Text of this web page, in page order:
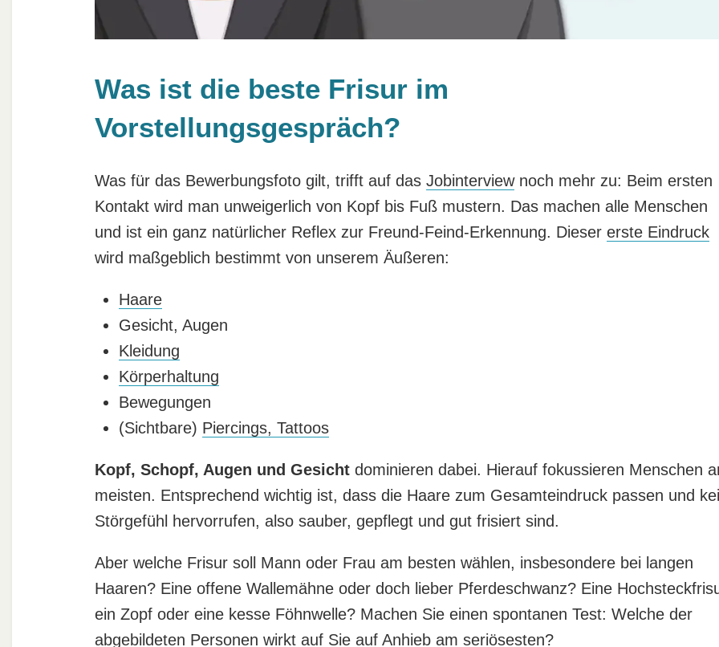
Was ist die beste Frisur im
Vorstellungsgespräch?
Was für das Bewerbungsfoto gilt, trifft auf das Jobinterviewnoch mehr zu: Beim ersten
Kontakt wird man unweigerlich von Kopf bis Fuß mustern. Das machen alle Menschen
und ist ein ganz natürlicher Reflex zur Freund-Feind-Erkennung. Dieser erste Eindruck
wird maßgeblich bestimmt von unserem Äußeren:
Haare
Gesicht, Augen
Kleidung
Körperhaltung
Bewegungen
(Sichtbare) Piercings, Tattoos
Kopf, Schopf, Augen und Gesichtdominieren dabei. Hierauf fokussieren Menschen
meisten. Entsprechend wichtig ist, dass die Haare zum Gesamteindruck passen und
Störgefühl hervorrufen, also sauber, gepflegt und gut frisiert sind.
Aber welche Frisur soll Mann oder Frau am besten wählen, insbesondere bei langen
Haaren? Eine offene Wallemähne oder doch lieber Pferdeschwanz? Eine
ein Zopf oder eine kesse Föhnwelle? Machen Sie einen spontanen Test: Welche der
abgebildeten Personen wirkt auf Sie auf Anhieb am seriösesten?